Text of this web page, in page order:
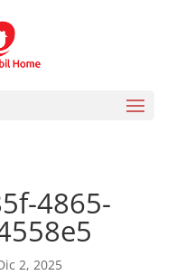
4865-
2, 2025